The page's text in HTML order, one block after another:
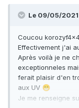
Le 09/05/2021
Coucou
Effectivement j'ai
Après voilà je ne
exceptionneles
ferait plaisir d'en
aux UV 😁
Je me renseigne